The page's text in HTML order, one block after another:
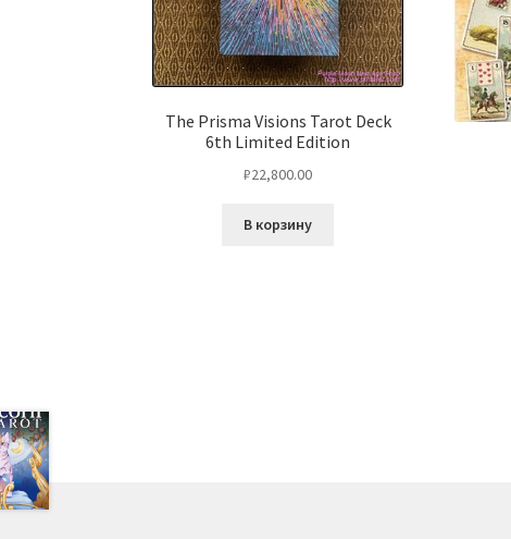
The Prisma Visions Tarot Deck
6th Limited Edition
₽22,800.00
В корзину